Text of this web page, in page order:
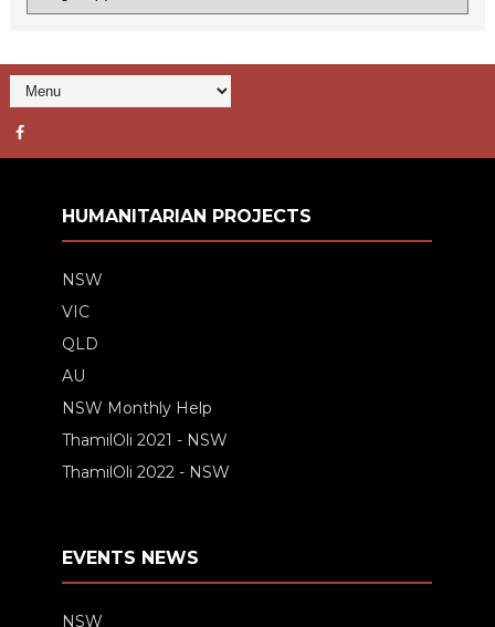
HUMANITARIAN PROJECTS
NSW
VIC
QLD
AU
NSW Monthly Help
ThamilOli 2021 - NSW
ThamilOli 2022 - NSW
EVENTS NEWS
NSW